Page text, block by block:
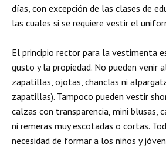
días, con excepción de las clases de
las cuales si se requiere vestir el
El principio rector para la vestimenta
gusto y la propiedad. No pueden venir
zapatillas, ojotas, chanclas ni
zapatillas). Tampoco pueden vestir
calzas con transparencia, mini blusas,
ni remeras muy escotadas o cortas.
necesidad de formar a los niños y